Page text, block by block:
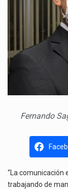
Fernando
“La comunicación
trabajando de